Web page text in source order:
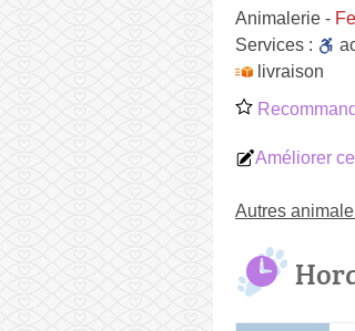
Animalerie -
Services :
livraison
Améliorer
Autres